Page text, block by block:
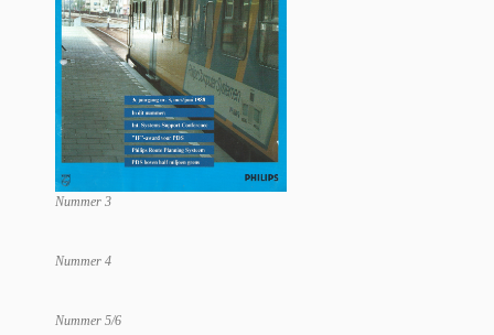
Nummer 3
Nummer 4
Nummer 5/6